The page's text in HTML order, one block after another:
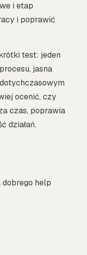
i etap
i poprawić
test: jeden
jasna
ocenić, czy
czas, poprawia
działań.
help